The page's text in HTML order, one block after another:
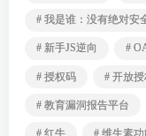
# 我是谁：没有绝对安
# 新手JS逆向 #
# 授权码 # 开放授
# 教育漏洞报告平台
# 红牛 # 维生素